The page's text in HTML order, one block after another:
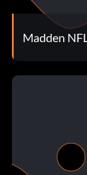
Cartes de
En débloquant
Historic
Unlock these
Madden